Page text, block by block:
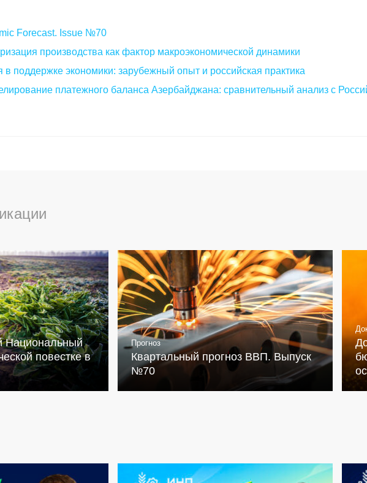
Forecast. Issue №70
производства как фактор макроэкономической динамики
в поддержке экономики: зарубежный опыт и российская практика
платежного баланса Азербайджана: сравнительный анализ с
Национальный
повестке в
Прогноз
Квартальный прогноз ВВП. Выпуск
№70